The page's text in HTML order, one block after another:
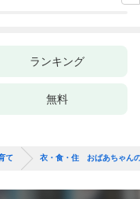
ランキング
無料
て 衣・食・住 おばあちゃん